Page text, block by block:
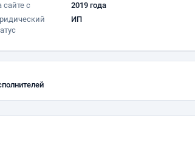
сайте с
2019 года
ИП